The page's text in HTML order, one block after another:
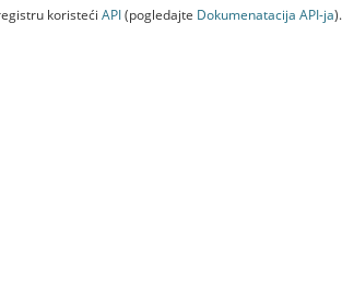
koristeći API(pogledajte Dokumenаtаcijа API-jа).